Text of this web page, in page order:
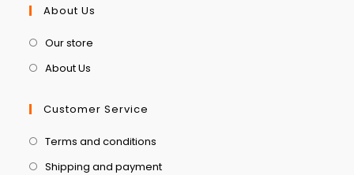
About Us
Our store
About Us
Customer Service
Terms and conditions
Shipping and payment